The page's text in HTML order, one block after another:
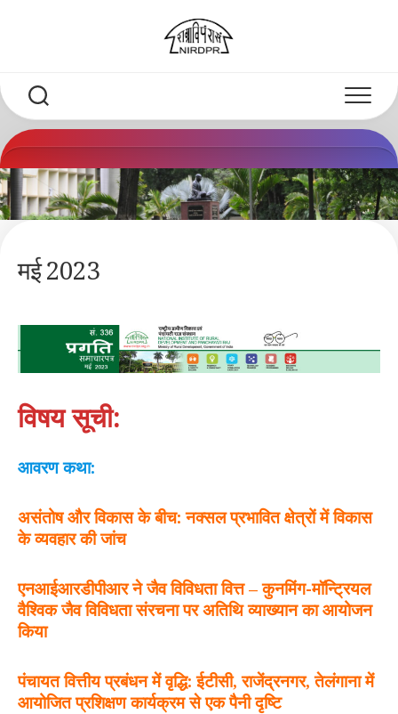
मई 2023
विषय सूची:
आवरण कथा:
असंतोष और विकास के बीच: नक्सल प्रभावित क्षेत्रों में विकास
के व्यवहार की जांच
एनआईआरडीपीआर ने जैव विविधता वित्त – कुनमिंग-मॉन्ट्रियल
वैश्विक जैव विविधता संरचना पर अतिथि व्याख्यान का आयोजन
किया
पंचायत वित्तीय प्रबंधन में वृद्धि: ईटीसी, राजेंद्रनगर, तेलंगाना में
आयोजित प्रशिक्षण कार्यक्रम से एक पैनी दृष्टि